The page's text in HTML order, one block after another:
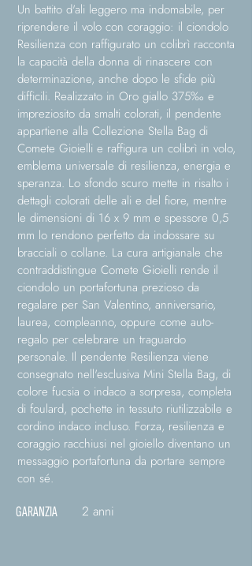
Un battito d'ali leggero ma indomabile, per
riprendere il volo con coraggio: il ciondolo
Resilienza con raffigurato un colibrì racconta
la capacità della donna di rinascere con
determinazione, anche dopo le sfide più
difficili. Realizzato in Oro giallo 375‰ e
impreziosito da smalti colorati, il pendente
appartiene alla Collezione Stella Bag di
Comete Gioielli e raffigura un colibrì in volo,
emblema universale di resilienza, energia e
speranza. Lo sfondo scuro mette in risalto i
dettagli colorati delle ali e del fiore, mentre
le dimensioni di 16 x 9 mm e spessore 0,5
mm lo rendono perfetto da indossare su
bracciali o collane. La cura artigianale che
contraddistingue Comete Gioielli rende il
ciondolo un portafortuna prezioso da
regalare per San Valentino, anniversario,
laurea, compleanno, oppure come auto-
regalo per celebrare un traguardo
personale. Il pendente Resilienza viene
consegnato nell'esclusiva Mini Stella Bag, di
colore fucsia o indaco a sorpresa, completa
di foulard, pochette in tessuto riutilizzabile e
cordino indaco incluso. Forza, resilienza e
coraggio racchiusi nel gioiello diventano un
messaggio portafortuna da portare sempre
con sé.
GARANZIA 2 anni